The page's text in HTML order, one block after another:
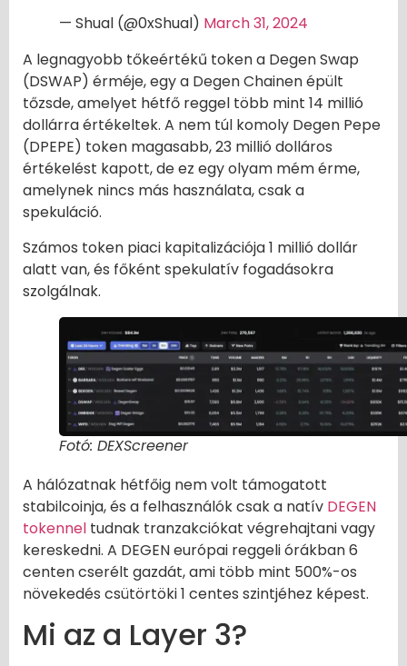
— Shual (@0xShual) March 31, 2024
A legnagyobb tőkeértékű token a Degen Swap
(DSWAP) érméje, egy a Degen Chainen épült
tőzsde, amelyet hétfő reggel több mint 14 millió
dollárra értékeltek. A nem túl komoly Degen Pepe
(DPEPE) token magasabb, 23 millió dolláros
értékelést kapott, de ez egy olyam mém érme,
amelynek nincs más használata, csak a
spekuláció.
Számos token piaci kapitalizációja 1 millió dollár
alatt van, és főként spekulatív fogadásokra
szolgálnak.
Fotó: DEXScreener
A hálózatnak hétfőig nem volt támogatott
stabilcoinja, és a felhasználók csak a natív DEGEN
tokennel tudnak tranzakciókat végrehajtani vagy
kereskedni. A DEGEN európai reggeli órákban 6
centen cserélt gazdát, ami több mint 500%-os
növekedés csütörtöki 1 centes szintjéhez képest.
Mi az a Layer 3?